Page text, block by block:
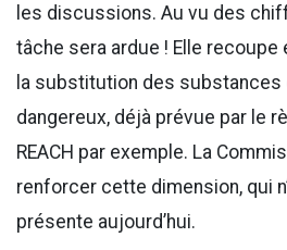
les discussions. Au vu des
tâche sera ardue ! Elle recoupe
la substitution des
dangereux, déjà prévue par le
REACH par exemple. La
renforcer cette dimension, qui
présente aujourd’hui.